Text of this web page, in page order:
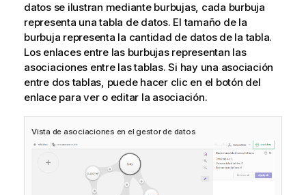
datos se ilustran mediante burbujas, cada burbuja
representa una tabla de datos. El tamaño de la
burbuja representa la cantidad de datos de la tabla.
Los enlaces entre las burbujas representan las
asociaciones entre las tablas. Si hay una asociación
entre dos tablas, puede hacer clic en el botón del
enlace para ver o editar la asociación.
Vista de asociaciones en el gestor de datos